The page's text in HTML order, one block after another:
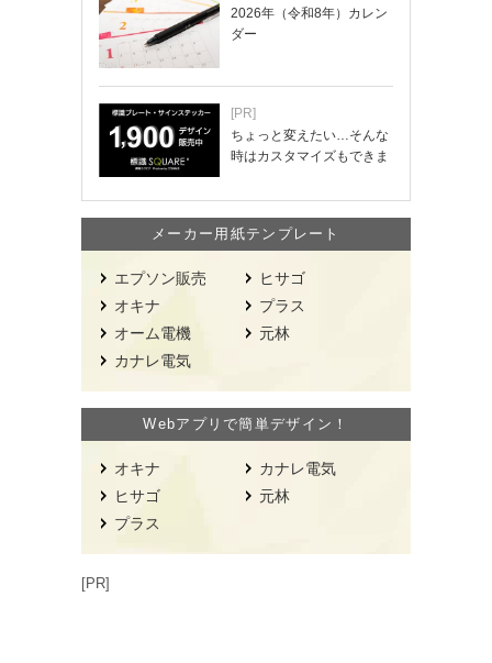
2026年（令和8年）カレン
ダー
[PR]
ちょっと変えたい…そんな
時はカスタマイズもできま
メーカー用紙テンプレート
エプソン販売
オキナ
オーム電機
カナレ電気
ヒサゴ
プラス
元林
Webアプリで簡単デザイン！
オキナ
ヒサゴ
プラス
カナレ電気
元林
[PR]